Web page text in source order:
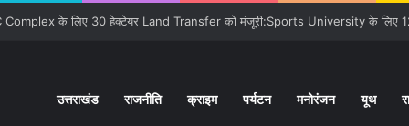
से कराया वाकिफ:32 देशों के Students पहली मुलाक़ात के बावजूद आपस में खुल के
उत्तराखंड राजनीति क्राइम पर्यटन मनोरंजन यूथ